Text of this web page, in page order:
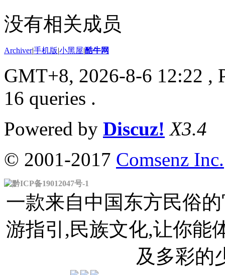
没有相关成员
Archiver|手机版|小黑屋|酷牛网
GMT+8, 2026-8-6 12:22 ,
16 queries .
Powered by Discuz! X3.4
© 2001-2017 Comsenz Inc.
黔ICP备19012047号-1
一款来自中国东方民俗
游指引,民族文化,让你能
及多彩的